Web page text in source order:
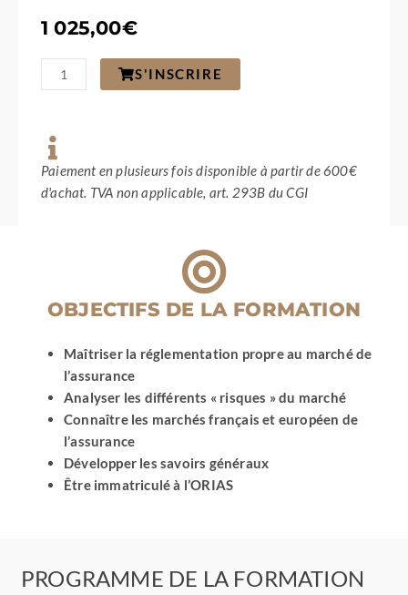
1 025,00€
assertivité,
oser
dire
NON
S'INSCRIRE
Paiement en plusieurs fois disponible à partir de 600€
d'achat. TVA non applicable, art. 293B du CGI
OBJECTIFS DE LA FORMATION
Maîtriser la réglementation propre au marché de
l’assurance
Analyser les différents « risques » du marché
Connaître les marchés français et européen de
l’assurance
Développer les savoirs généraux
Être immatriculé à l’ORIAS
PROGRAMME DE LA FORMATION